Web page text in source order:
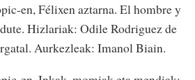
en, Félixen aztarna. El hombre y
Hizlariak: Odile Rodriguez de
Aurkezleak: Imanol Biain.